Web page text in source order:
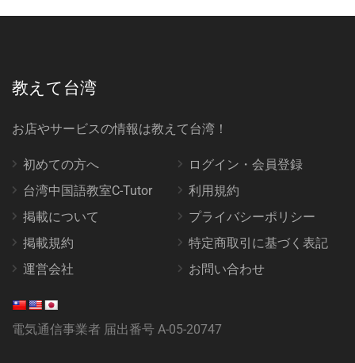
教えて台湾
お店やサービスの情報は教えて台湾！
初めての方へ
台湾中国語教室C-Tutor
掲載について
掲載規約
運営会社
ログイン・会員登録
利用規約
プライバシーポリシー
特定商取引に基づく表記
お問い合わせ
電気通信事業者 届出番号 A-05-20747